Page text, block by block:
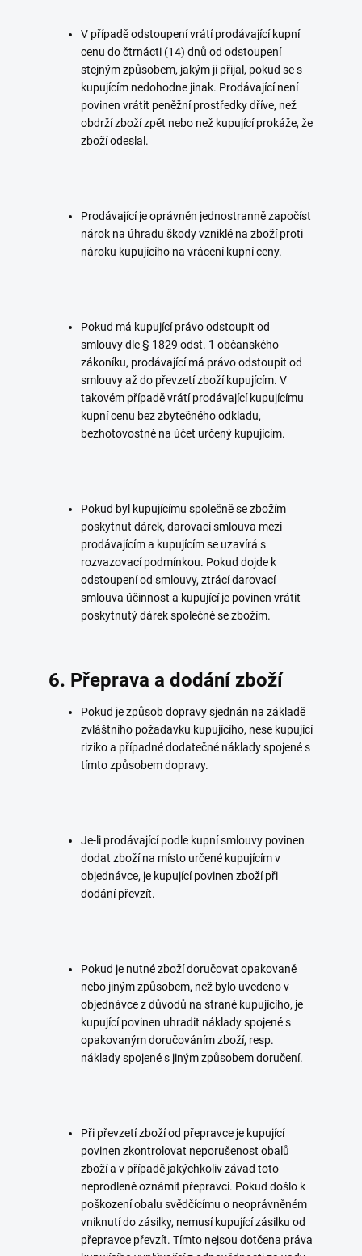
V případě odstoupení vrátí prodávající kupní
cenu do čtrnácti (14) dnů od odstoupení
stejným způsobem, jakým ji přijal, pokud se s
kupujícím nedohodne jinak. Prodávající není
povinen vrátit peněžní prostředky dříve, než
obdrží zboží zpět nebo než kupující prokáže, že
zboží odeslal.
Prodávající je oprávněn jednostranně započíst
nárok na úhradu škody vzniklé na zboží proti
nároku kupujícího na vrácení kupní ceny.
Pokud má kupující právo odstoupit od
smlouvy dle § 1829 odst. 1 občanského
zákoníku, prodávající má právo odstoupit od
smlouvy až do převzetí zboží kupujícím. V
takovém případě vrátí prodávající kupujícímu
kupní cenu bez zbytečného odkladu,
bezhotovostně na účet určený kupujícím.
Pokud byl kupujícímu společně se zbožím
poskytnut dárek, darovací smlouva mezi
prodávajícím a kupujícím se uzavírá s
rozvazovací podmínkou. Pokud dojde k
odstoupení od smlouvy, ztrácí darovací
smlouva účinnost a kupující je povinen vrátit
poskytnutý dárek společně se zbožím.
6. Přeprava a dodání zboží
Pokud je způsob dopravy sjednán na základě
zvláštního požadavku kupujícího, nese kupující
riziko a případné dodatečné náklady spojené s
tímto způsobem dopravy.
Je-li prodávající podle kupní smlouvy povinen
dodat zboží na místo určené kupujícím v
objednávce, je kupující povinen zboží při
dodání převzít.
Pokud je nutné zboží doručovat opakovaně
nebo jiným způsobem, než bylo uvedeno v
objednávce z důvodů na straně kupujícího, je
kupující povinen uhradit náklady spojené s
opakovaným doručováním zboží, resp.
náklady spojené s jiným způsobem doručení.
Při převzetí zboží od přepravce je kupující
povinen zkontrolovat neporušenost obalů
zboží a v případě jakýchkoliv závad toto
neprodleně oznámit přepravci. Pokud došlo k
poškození obalu svědčícímu o neoprávněném
vniknutí do zásilky, nemusí kupující zásilku od
přepravce převzít. Tímto nejsou dotčena práva